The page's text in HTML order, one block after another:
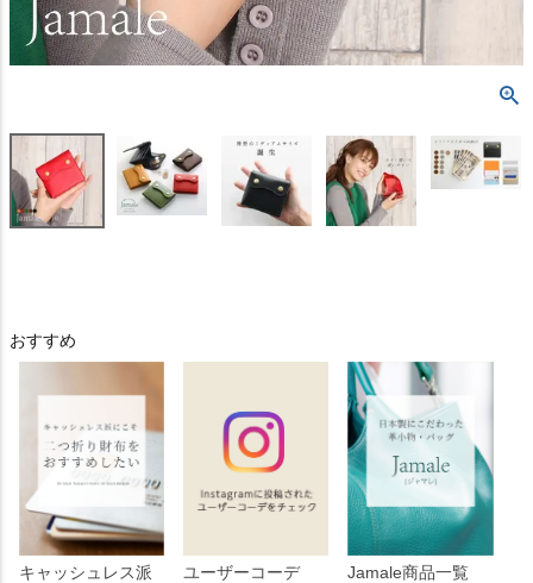
おすすめ
キャッシュレス派
ユーザーコーデ Jamale商品一覧